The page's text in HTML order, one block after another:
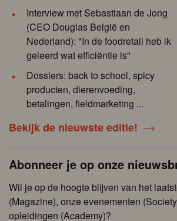
Interview met Sebastiaan de Jong
(CEO Douglas België en
Nederland): "In de foodretail heb ik
geleerd wat efficiëntie is"
Dossiers: back to school, spicy
producten, dierenvoeding,
betalingen, fieldmarketing ...
Bekijk de nieuwste editie!
Abonneer je op onze
Wil je op de hoogte blijven van het
(Magazine), onze evenementen
opleidingen (Academy)?